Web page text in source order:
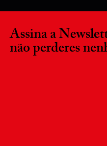
Assina a
não perderes